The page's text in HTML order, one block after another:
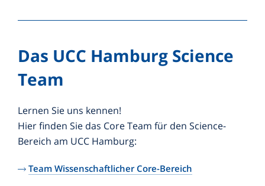
Das UCC Hamburg Science
Team
Lernen Sie uns kennen!
Hier finden Sie das Core Team für den Science-
Bereich am UCC Hamburg:
Team Wissenschaftlicher Core-Bereich